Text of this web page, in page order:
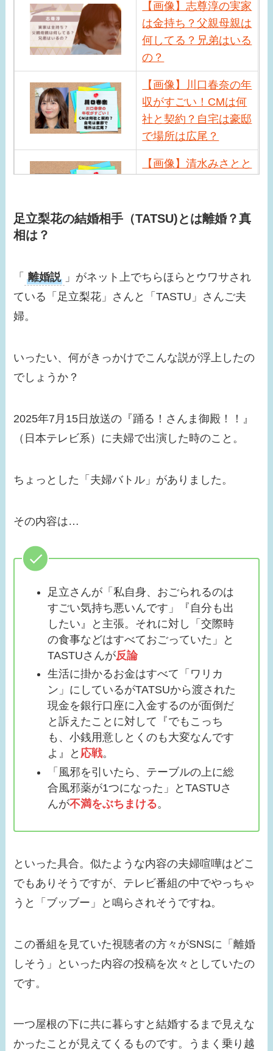
【画像】志尊淳の実家
は金持ち？父親母親は
何してる？兄弟はいる
の？
【画像】川口春奈の年
収がすごい！CMは何
社と契約？自宅は豪邸
で場所は広尾？
【画像】清水みさとと
況は？
瑞樹との差が激しい？
ンが話題に！
っぴんがかわいすぎ
る！
婚相手はだれ？歴代彼
【画像】貴島明日香の
旦那はだれ？久保田悠
来とキスした？歴代彼
【画像】ローラは結婚
してる？テレビに出な
い理由はなに？現在の
活動は？
足立梨花の結婚相手（TATSU)とは離婚？真
相は？
「 離婚説 」がネット上でちらほらとウワサされ
ている「足立梨花」さんと「TASTU」さんご夫
婦。
いったい、何がきっかけでこんな説が浮上したの
でしょうか？
2025年7月15日放送の『踊る！さんま御殿！！』
（日本テレビ系）に夫婦で出演した時のこと。
ちょっとした「夫婦バトル」がありました。
その内容は…
足立さんが「私自身、おごられるのは
すごい気持ち悪いんです」『自分も出
したい』と主張。それに対し「交際時
の食事などはすべておごっていた」と
TASTUさんが反論
生活に掛かるお金はすべて「ワリカ
ン」にしているがTATSUから渡された
現金を銀行口座に入金するのが面倒だ
と訴えたことに対して『でもこっち
も、小銭用意しとくのも大変なんです
よ』と 応戦。
「風邪を引いたら、テーブルの上に総
合風邪薬が1つになった」とTASTUさ
んが不満をぶちまける。
といった具合。似たような内容の夫婦喧嘩はどこ
でもありそうですが、テレビ番組の中でやっちゃ
うと「ブッブー」と鳴らされそうですね。
この番組を見ていた視聴者の方々がSNSに「離婚
しそう」といった内容の投稿を次々としていたの
です。
一つ屋根の下に共に暮らすと結婚するまで見えな
かったことが見えてくるものです。うまく乗り越